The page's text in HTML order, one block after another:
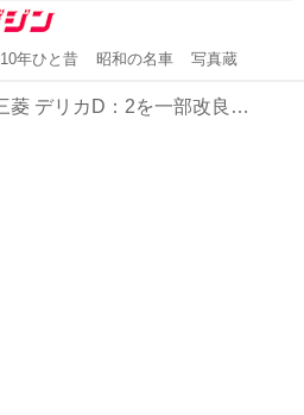
10年ひと昔 昭和の名車 写真蔵
三菱 デリカD：2を一部改良。安全装備や機能装備を充実させて利便性を向上